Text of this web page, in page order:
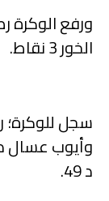
الخور 3 نقاط.
د 49.